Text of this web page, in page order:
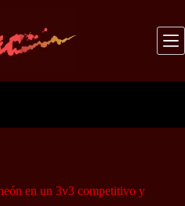
en un 3v3 competitivo y